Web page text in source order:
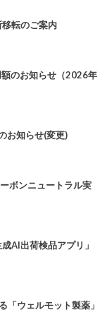
転のご案内
のお知らせ（2026年
お知らせ(変更)
ボンニュートラル実
AI出荷検品アプリ」
「ウェルモット製薬」